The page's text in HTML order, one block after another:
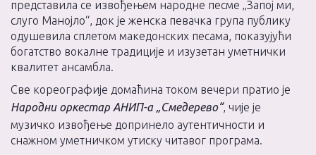
представила се извођењем народне песме „Запој ми,
слуго Манојло“, док је женска певачка група публику
одушевила сплетом македонских песама, показујући
богатство вокалне традиције и изузетан уметнички
квалитет ансамбла.
Све кореографије домаћина током вечери пратио је
Народни оркестар АНИП-а „Смедерево“, чије је
музичко извођење допринело аутентичности и
снажном уметничком утиску читавог програма.